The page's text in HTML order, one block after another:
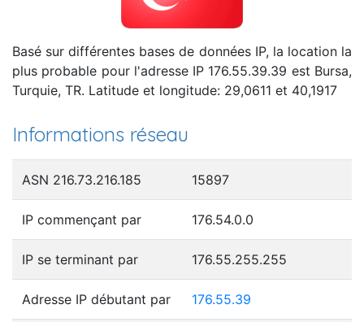
Basé sur différentes bases de données IP, la location la
plus probable pour l'adresse IP 176.55.39.39 est Bursa,
Turquie, TR. Latitude et longitude: 29,0611 et 40,1917
Informations réseau
ASN 216.73.216.185 15897
IP commençant par 176.54.0.0
IP se terminant par 176.55.255.255
Adresse IP débutant par 176.55.39